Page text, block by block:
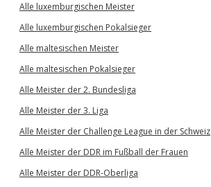
Alle luxemburgischen Meister
Alle luxemburgischen Pokalsieger
Alle maltesischen Meister
Alle maltesischen Pokalsieger
Alle Meister der 2. Bundesliga
Alle Meister der 3. Liga
Alle Meister der Challenge League in der Schweiz
Alle Meister der DDR im Fußball der Frauen
Alle Meister der DDR-Oberliga